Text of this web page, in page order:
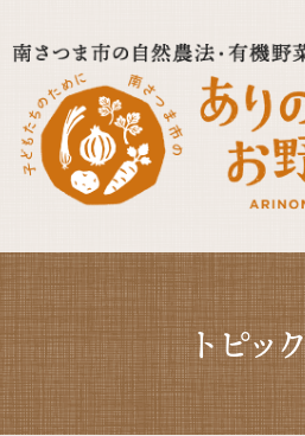
自然農法・オー
ま公式サイト｜
無農薬野菜
トピッ